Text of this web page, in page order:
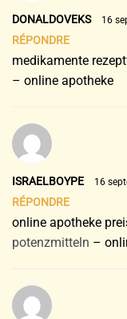
DONALDOVEKS 16
RÉPONDRE
medikamente
– online apotheke
ISRAELBOYPE 16
RÉPONDRE
online apotheke
potenzmitteln –